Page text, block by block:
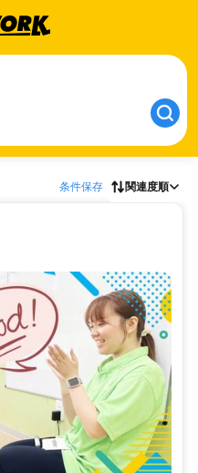
条件保存 関連度順